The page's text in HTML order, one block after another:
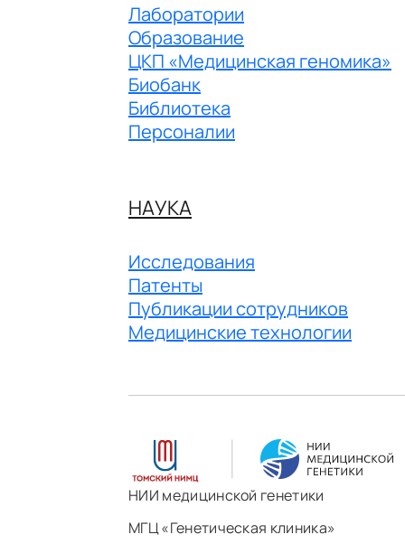
Лаборатории
Образование
ЦКП «Медицинская геномика»
Биобанк
Библиотека
Персоналии
НАУКА
Исследования
Патенты
Публикации сотрудников
Медицинские технологии
НИИ медицинской генетики
МГЦ «Генетическая клиника»